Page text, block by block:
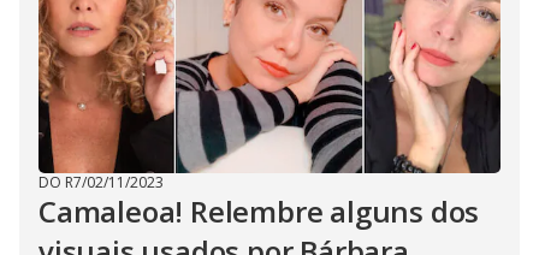
DO R7/02/11/2023
Camaleoa! Relembre alguns dos